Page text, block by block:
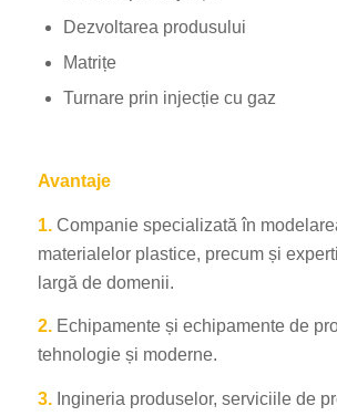
Dezvoltarea produsului
Matrițe
Turnare prin injecție cu gaz
Avantaje
1.Companie specializată în
materialelor plastice, precum și
largă de domenii.
2.Echipamente și echipamente de
tehnologie și moderne.
3.Ingineria produselor, serviciile de